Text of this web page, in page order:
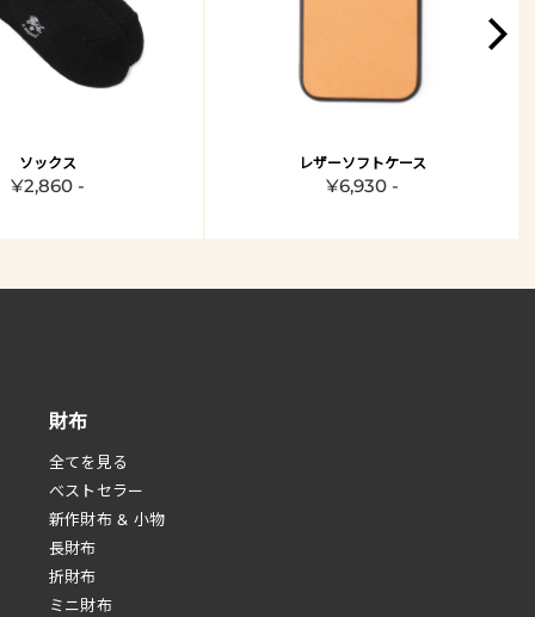
ソックス
¥2,860 -
レザーソフトケース
¥6,930 -
財布
全てを見る
べストセラー
新作財布 & 小物
長財布
折財布
ミニ財布